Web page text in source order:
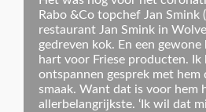
Rabo &Co topchef Jan Smink
restaurant Jan Smink in
gedreven kok. En een
hart voor Friese producten. Ik
ontspannen gesprek met hem
smaak. Want dat is voor hem
allerbelangrijkste. ‘Ik wil dat